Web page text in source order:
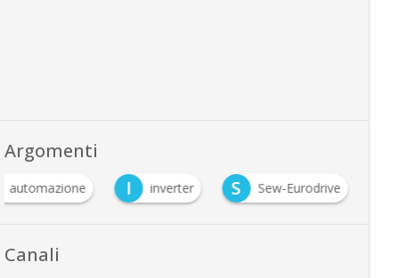
Argomenti
automazione I inverter S Sew-Eurodrive
Canali